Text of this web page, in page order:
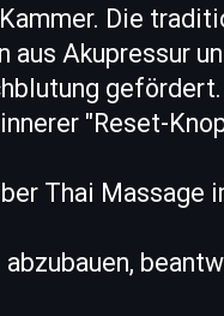
Die
aus Akupressur
"Reset-
Thai Massage
abzubauen,